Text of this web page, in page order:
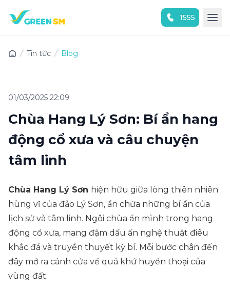
1555
Tin tức Blog
01/03/2025 22:09
Chùa Hang Lý Sơn: Bí ẩn hang
động cổ xưa và câu chuyện
tâm linh
Chùa Hang Lý Sơn hiện hữu giữa lòng thiên nhiên
hùng vĩ của đảo Lý Sơn, ẩn chứa những bí ẩn của
lịch sử và tâm linh. Ngôi chùa ẩn mình trong hang
động cổ xưa, mang đậm dấu ấn nghệ thuật điêu
khắc đá và truyền thuyết kỳ bí. Mỗi bước chân đến
đây mở ra cánh cửa về quá khứ huyền thoại của
vùng đất.